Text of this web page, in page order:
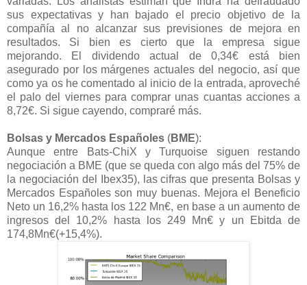
sus expectativas y han bajado el precio objetivo de la
compañía al no alcanzar sus previsiones de mejora en
resultados. Si bien es cierto que la empresa sigue
mejorando. El dividendo actual de 0,34€ está bien
asegurado por los márgenes actuales del negocio, así que
como ya os he comentado al inicio de la entrada, aproveché
el palo del viernes para comprar unas cuantas acciones a
8,72€. Si sigue cayendo, compraré más.
Bolsas y Mercados Españoles (BME):
Aunque entre Bats-ChiX y Turquoise siguen restando
negociación a BME (que se queda con algo más del 75% de
la negociación del Ibex35), las cifras que presenta Bolsas y
Mercados Españoles son muy buenas. Mejora el Beneficio
Neto un 16,2% hasta los 122 Mn€, en base a un aumento de
ingresos del 10,2% hasta los 249 Mn€ y un Ebitda de
174,8Mn€(+15,4%).